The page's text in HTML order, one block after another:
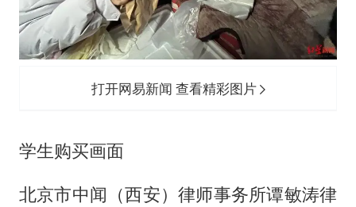
打开网易新闻 查看精彩图片
学生购买画面
北京市中闻（西安）律师事务所谭敏涛律